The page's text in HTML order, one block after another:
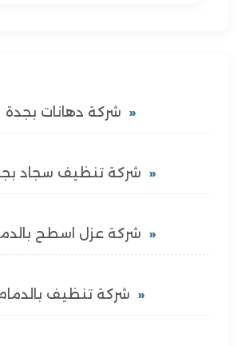
شركة دهانات بجدة
شركة تنظيف سجاد
شركة عزل اسطح
شركة تنظيف